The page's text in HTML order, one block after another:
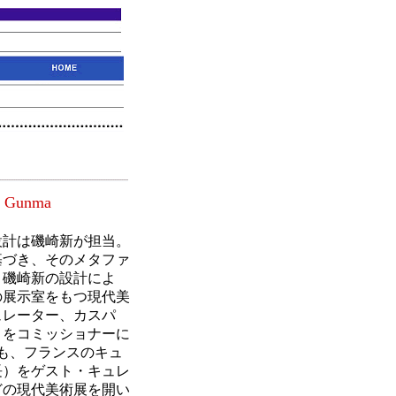
は磯崎新が担当。
き、そのメタファ
崎新の設計によ
示室をもつ現代美
ーター、カスパ
コミッショナーに
、フランスのキュ
をゲスト・キュレ
現代美術展を開い